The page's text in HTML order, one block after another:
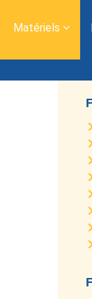
Matériels